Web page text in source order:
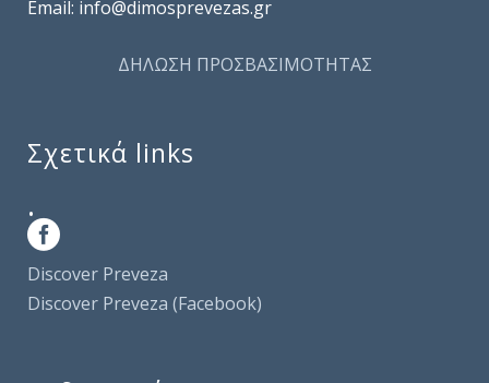
Email: info@dimosprevezas.gr
ΔΗΛΩΣΗ ΠΡΟΣΒΑΣΙΜΟΤΗΤΑΣ
Σχετικά links
.
Discover Preveza
Discover Preveza (Facebook)